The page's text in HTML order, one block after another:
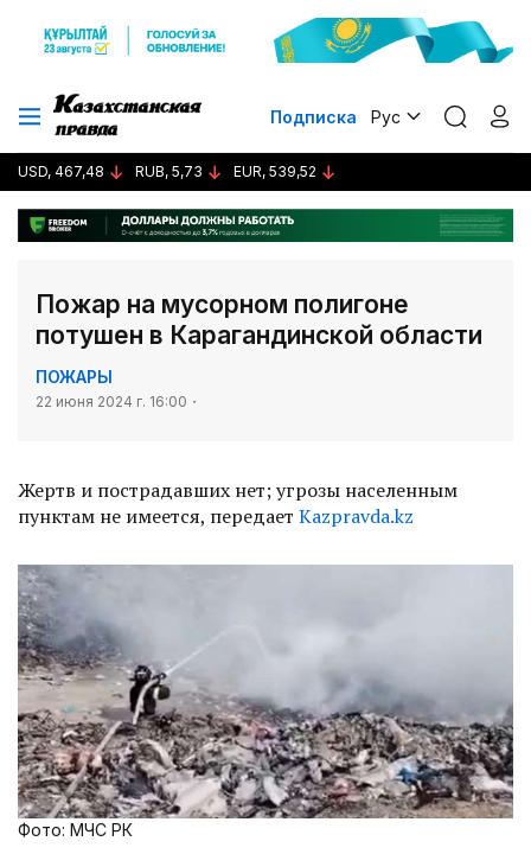
Подписка Рус
USD, 467,48 RUB, 5,73 EUR, 539,52
Пожар на мусорном полигоне
потушен в Карагандинской области
ПОЖАРЫ
22 июня 2024 г. 16:00
Жертв и пострадавших нет; угрозы населенным
пунктам не имеется, передает Kazpravda.kz
Фото: МЧС РК